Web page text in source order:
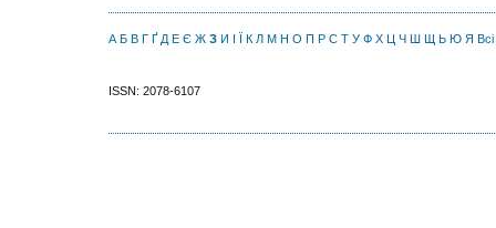
А Б В Г Ґ Д Е Є Ж З И І Ї К Л М Н О П Р С Т У Ф Х Ц Ч Ш Щ Ь Ю Я Всі
ISSN: 2078-6107